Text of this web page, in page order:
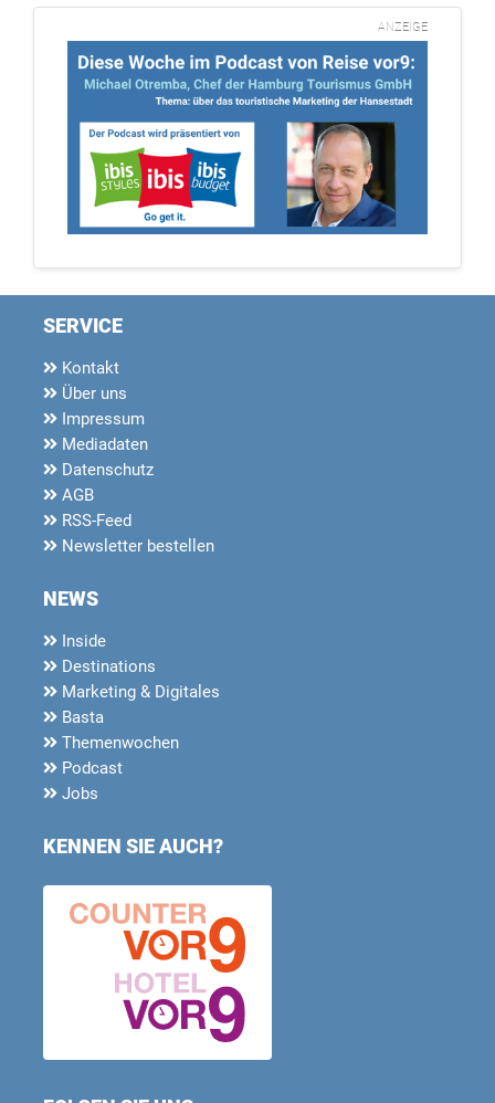
ANZEIGE
SERVICE
Kontakt
Über uns
Impressum
Mediadaten
Datenschutz
AGB
RSS-Feed
Newsletter bestellen
NEWS
Inside
Destinations
Marketing & Digitales
Basta
Themenwochen
Podcast
Jobs
KENNEN SIE AUCH?